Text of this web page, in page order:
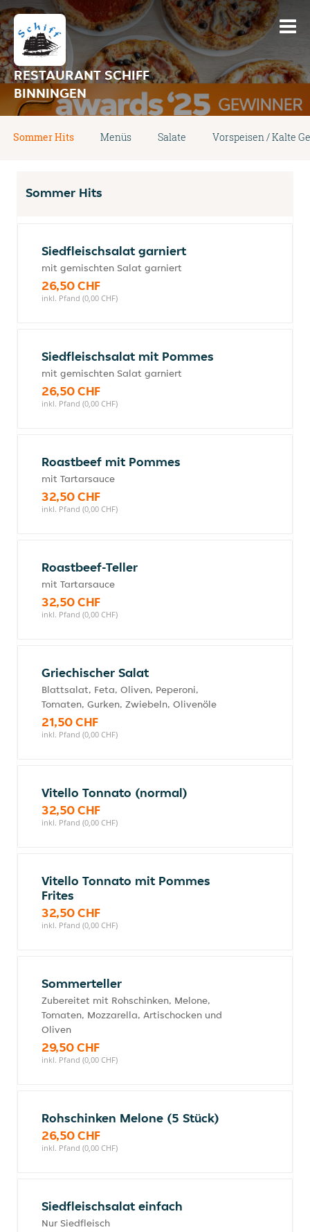
RESTAURANT SCHIFF
BINNINGEN
Sommer Hits Menüs Salate Vorspeisen / Kalte
Sommer Hits
Siedfleischsalat garniert
mit gemischten Salat garniert
26,50 CHF
inkl. Pfand (0,00 CHF)
Siedfleischsalat mit Pommes
mit gemischten Salat garniert
26,50 CHF
inkl. Pfand (0,00 CHF)
Roastbeef mit Pommes
mit Tartarsauce
32,50 CHF
inkl. Pfand (0,00 CHF)
Roastbeef-Teller
mit Tartarsauce
32,50 CHF
inkl. Pfand (0,00 CHF)
Griechischer Salat
Blattsalat, Feta, Oliven, Peperoni,
Tomaten, Gurken, Zwiebeln, Olivenöle
21,50 CHF
inkl. Pfand (0,00 CHF)
Vitello Tonnato (normal)
32,50 CHF
inkl. Pfand (0,00 CHF)
Vitello Tonnato mit Pommes
Frites
32,50 CHF
inkl. Pfand (0,00 CHF)
Sommerteller
Zubereitet mit Rohschinken, Melone,
Tomaten, Mozzarella, Artischocken und
Oliven
29,50 CHF
inkl. Pfand (0,00 CHF)
Rohschinken Melone (5 Stück)
26,50 CHF
inkl. Pfand (0,00 CHF)
Siedfleischsalat einfach
Nur Siedfleisch